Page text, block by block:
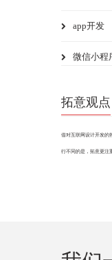
app开发
微信小程
拓意观点
借对互联网设计开发的
行不同的是，拓意更注